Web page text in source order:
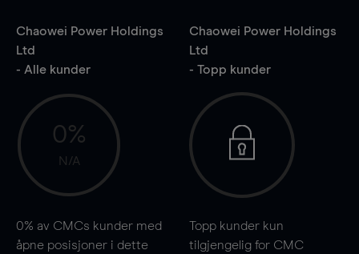
Chaowei Power Holdings
Ltd
- Alle kunder
0%
N/A
0% av CMCs kunder med
åpne posisjoner i dette
Chaowei Power Holdings
Ltd
- Topp kunder
Topp kunder kun
tilgjengelig for CMC